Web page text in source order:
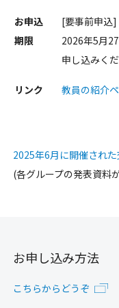
お申込
期限
[要事前申込]
2026年5月
申し込みくだ
リンク 教員の紹介
2025年6月に開催され
(各グループの発表資料
お申し込み方法
こちらからどうぞ